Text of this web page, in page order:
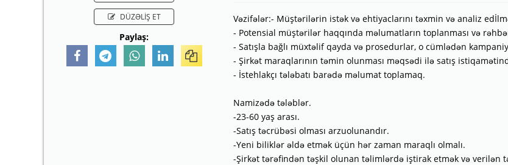
DÜZƏLİŞ ET
Paylaş:
Vəzifələr:- Müştərilərin istək və ehtiyaclarını təxmin və analiz
- Potensial müştərilər haqqında məlumatların toplanması və
- Satışla bağlı müxtəlif qayda və prosedurlar, o cümlədən
- Şirkət maraqlarının təmin olunması məqsədi ilə satış
- İstehlakçı tələbatı barədə məlumat toplamaq.
Namizədə tələblər.
-23-60 yaş arası.
-Satış təcrübəsi olması arzuolunandır.
-Yeni biliklər əldə etmək üçün hər zaman maraqlı olmalı.
-Şirkət tərəfindən təşkil olunan təlimlərdə iştirak etmək və verilən